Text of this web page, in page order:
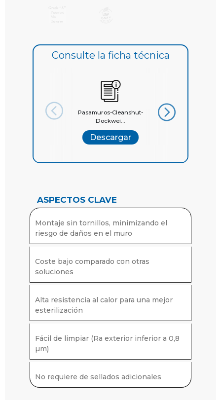
Consulte la ficha técnica
Pasamuros-Cleanshut-
Dockwei...
Descargar
Catálogo
ASPECTOS CLAVE
Montaje sin tornillos, minimizando el
riesgo de daños en el muro
Coste bajo comparado con otras
soluciones
Alta resistencia al calor para una mejor
esterilización
Fácil de limpiar (Ra exterior inferior a 0,8
µm)
No requiere de sellados adicionales